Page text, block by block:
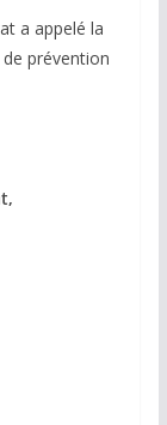
a appelé la
prévention